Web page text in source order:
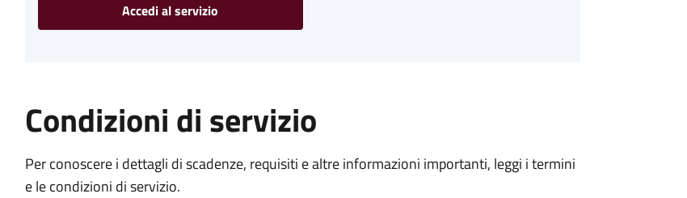
Accedi al servizio
Condizioni di servizio
Per conoscere i dettagli di scadenze, requisiti e altre informazioni importanti, leggi i termini
e le condizioni di servizio.